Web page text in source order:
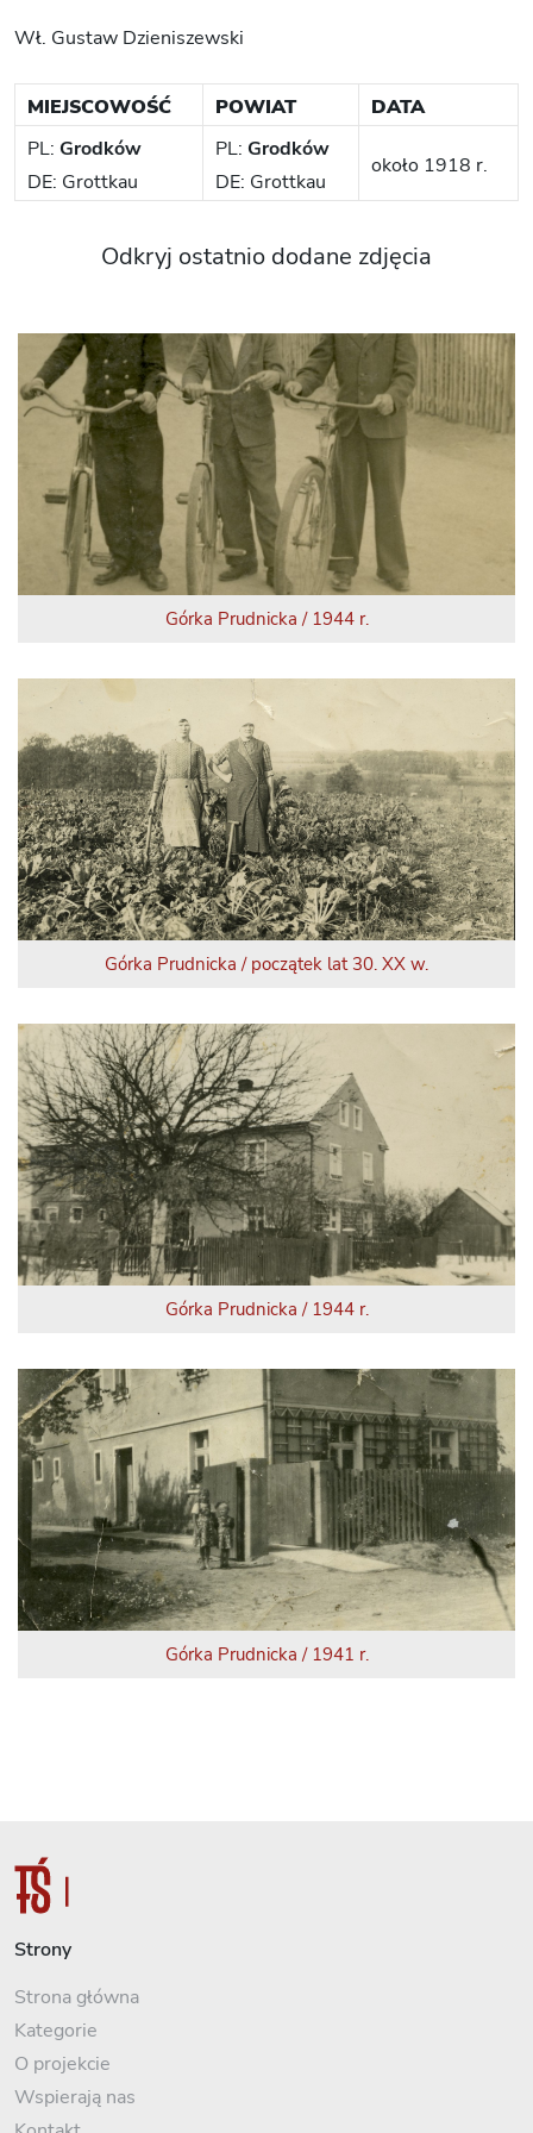
Wł. Gustaw Dzieniszewski
MIEJSCOWOŚĆ POWIAT
DATA
PL: Grodków
DE: Grottkau
PL: Grodków
DE: Grottkau
około 1918 r.
Odkryj ostatnio dodane zdjęcia
Górka Prudnicka / 1944 r.
Górka Prudnicka / początek lat 30. XX w.
Górka Prudnicka / 1944 r.
Górka Prudnicka / 1941 r.
Strony
Strona główna
Kategorie
O projekcie
Wspierają nas